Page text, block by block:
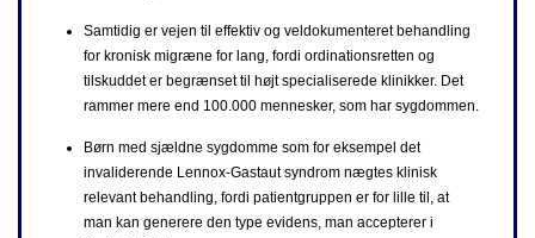
Samtidig er vejen til effektiv og veldokumenteret behandling
for kronisk migræne for lang, fordi ordinationsretten og
tilskuddet er begrænset til højt specialiserede klinikker. Det
rammer mere end 100.000 mennesker, som har sygdommen.
Børn med sjældne sygdomme som for eksempel det
invaliderende Lennox-Gastaut syndrom nægtes klinisk
relevant behandling, fordi patientgruppen er for lille til, at
man kan generere den type evidens, man accepterer i